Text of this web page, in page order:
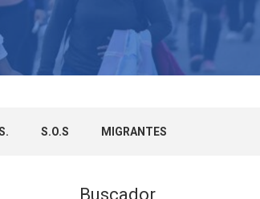
S.O.S MIGRANTES
Buscador